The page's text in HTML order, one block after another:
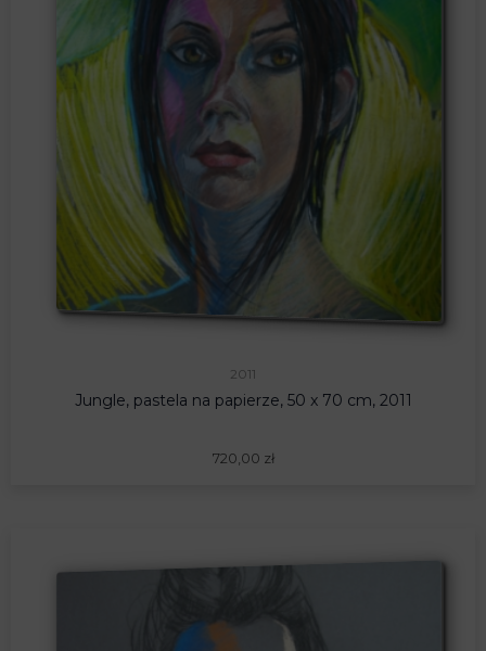
2011
Jungle, pastela na papierze, 50 x 70 cm, 2011
720,00 zł